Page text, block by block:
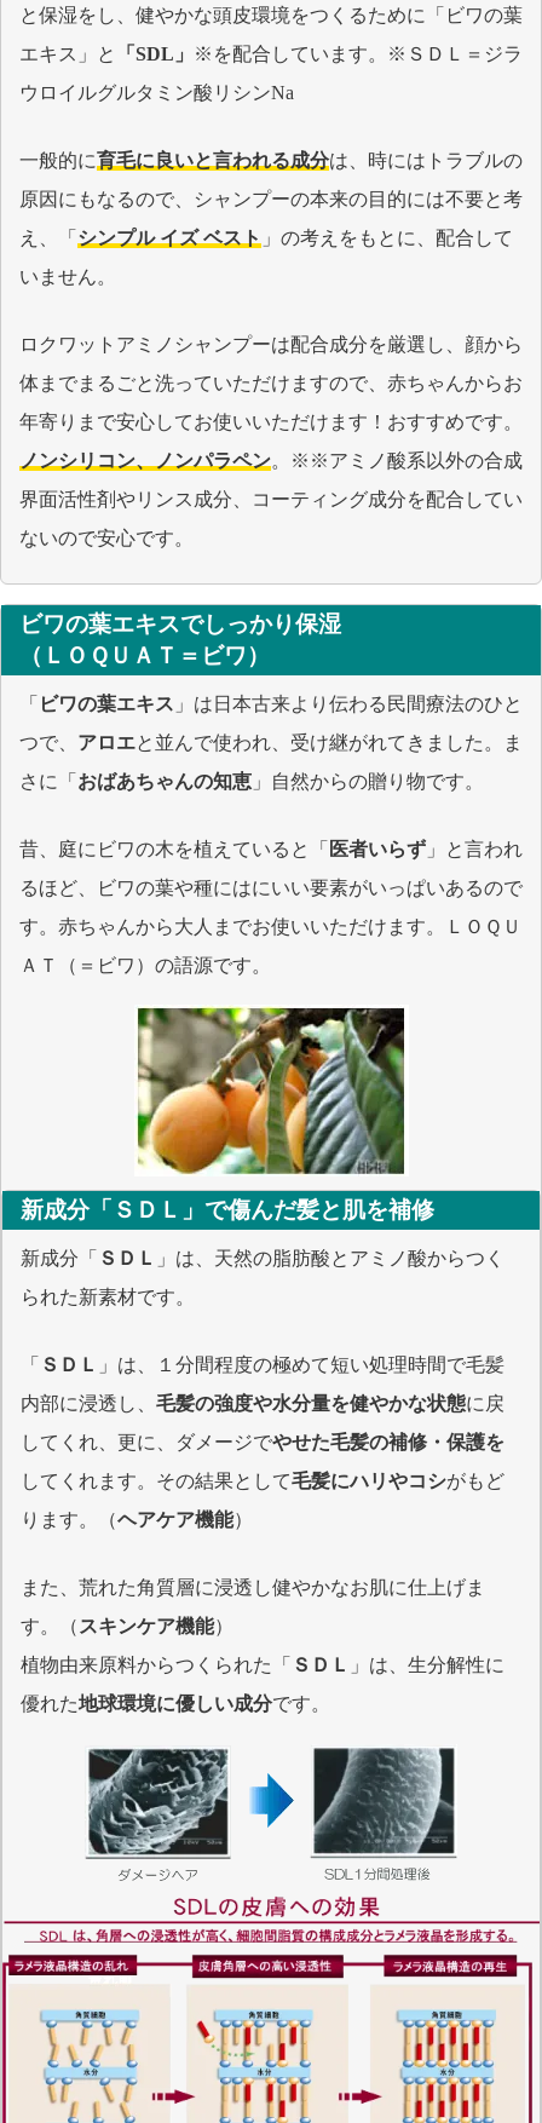
と保湿をし、健やかな頭皮環境をつくるために「ビワの葉
エキス」と
「SDL」
※を配合しています。※ＳＤＬ＝ジラ
ウロイルグルタミン酸リシンNa
一般的に育毛に良いと言われる成分は、時にはトラブルの
原因にもなるので、シャンプーの本来の目的には不要と考
え、「 シンプル イズ ベスト 」の考えをもとに、配合して
いません。
ロクワットアミノシャンプーは配合成分を厳選し、顔から
体までまるごと洗っていただけますので、赤ちゃんからお
年寄りまで安心してお使いいただけます！おすすめです。
ノンシリコン、ノンパラペン。※※アミノ酸系以外の合成
界面活性剤やリンス成分、コーティング成分を配合してい
ないので安心です。
ビワの葉エキスでしっかり保湿
（ＬＯＱＵＡＴ＝ビワ）
「 ビワの葉エキス 」は日本古来より伝わる民間療法のひと
つで、 アロエと並んで使われ、受け継がれてきました。ま
さに「 おばあちゃんの知恵 」自然からの贈り物です。
昔、庭にビワの木を植えていると「 医者いらず 」と言われ
るほど、ビワの葉や種にはにいい要素がいっぱいあるので
す。赤ちゃんから大人までお使いいただけます。ＬＯＱＵ
ＡＴ（＝ビワ）の語源です。
新成分「ＳＤＬ」で傷んだ髪と肌を補修
新成分「 ＳＤＬ 」は、天然の脂肪酸とアミノ酸からつく
られた新素材です。
「 ＳＤＬ 」は、１分間程度の極めて短い処理時間で毛髪
内部に浸透し、 毛髪の強度や水分量を健やかな状態に戻
してくれ、更に、ダメージでやせた毛髪の補修・保護を
してくれます。その結果として毛髪にハリやコシがもど
ります。（ヘアケア機能）
また、荒れた角質層に浸透し健やかなお肌に仕上げま
す。（ スキンケア機能）
植物由来原料からつくられた「 ＳＤＬ 」は、生分解性に
優れた地球環境に優しい成分です。